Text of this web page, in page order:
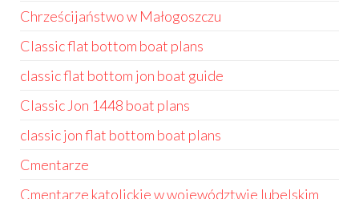
Chrześcijaństwo w Małogoszczu
Classic flat bottom boat plans
classic flat bottom jon boat guide
Classic Jon 1448 boat plans
classic jon flat bottom boat plans
Cmentarze
Cmentarze katolickie w województwie lubelskim